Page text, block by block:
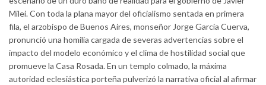
Milei. Con toda la plana mayor del oficialismo sentada en primera
fila, el arzobispo de Buenos Aires, monseñor Jorge García Cuerva,
pronunció una homilía cargada de severas advertencias sobre el
impacto del modelo económico y el clima de hostilidad social que
promueve la Casa Rosada. En un templo colmado, la máxima
autoridad eclesiástica porteña pulverizó la narrativa oficial al afirmar